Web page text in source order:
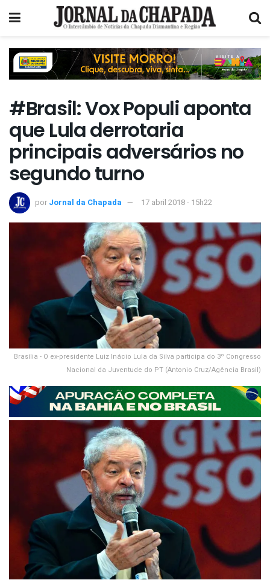
#Brasil: Vox Populi aponta
que Lula derrotaria
principais adversários no
segundo turno
por Jornal da Chapada 17 abril 2018 - 15h22
Brasília - O ex-presidente Luiz Inácio Lula da Silva participa do 3º Congresso
Nacional da Juventude do PT (Antonio Cruz/Agência Brasil)